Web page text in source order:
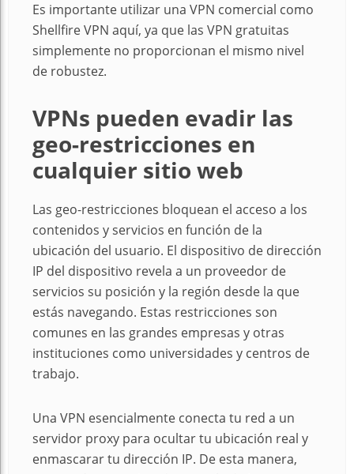
Es importante utilizar una VPN comercial como
Shellfire VPN aquí, ya que las VPN gratuitas
simplemente no proporcionan el mismo nivel
de robustez.
VPNs pueden evadir las
geo-restricciones en
cualquier sitio web
Las geo-restricciones bloquean el acceso a los
contenidos y servicios en función de la
ubicación del usuario. El dispositivo de dirección
IP del dispositivo revela a un proveedor de
servicios su posición y la región desde la que
estás navegando. Estas restricciones son
comunes en las grandes empresas y otras
instituciones como universidades y centros de
trabajo.
Una VPN esencialmente conecta tu red a un
servidor proxy para ocultar tu ubicación real y
enmascarar tu dirección IP. De esta manera,